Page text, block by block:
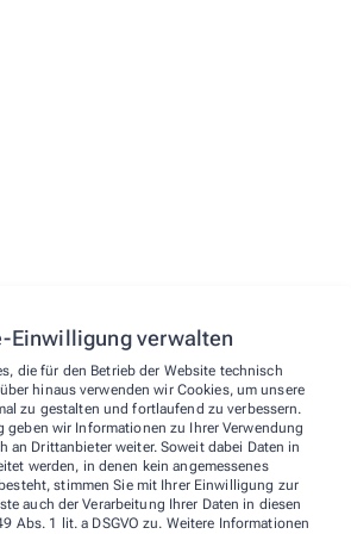
Einwilligung verwalten
die für den Betrieb der Website technisch
hinaus verwenden wir Cookies, um unsere
zu gestalten und fortlaufend zu verbessern.
geben wir Informationen zu Ihrer Verwendung
an Drittanbieter weiter. Soweit dabei Daten in
werden, in denen kein angemessenes
stimmen Sie mit Ihrer Einwilligung zur
auch der Verarbeitung Ihrer Daten in diesen
Abs. 1 lit. a DSGVO zu. Weitere Informationen
Ihre Jansen Apotheken
und Sundern.
59469 EnseArnsberg